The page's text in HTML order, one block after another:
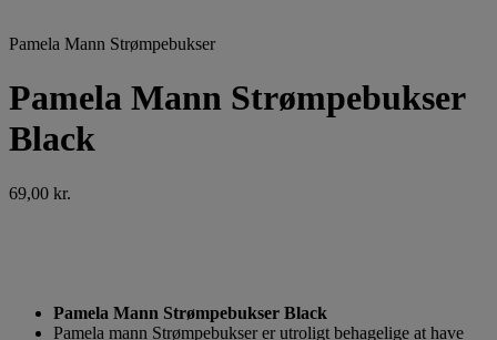
Pamela Mann Strømpebukser
Pamela Mann Strømpebukser
Black
69,00 kr.
Pamela Mann Strømpebukser Black
Pamela mann Strømpebukser er utroligt behagelige at have